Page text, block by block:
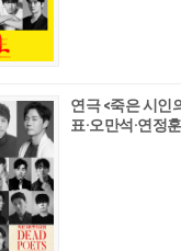
연극 <죽은 시인
표·오만석·연정